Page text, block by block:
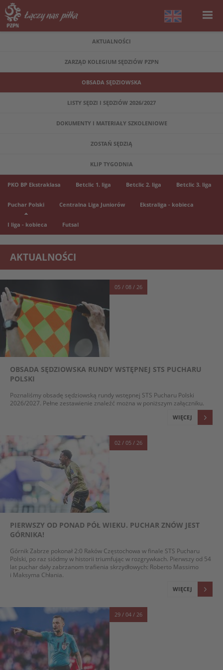
AKTUALNOŚCI
ZARZĄD KOLEGIUM SĘDZIÓW PZPN
OBSADA SĘDZIOWSKA
LISTY SĘDZI I SĘDZIÓW 2026/2027
DOKUMENTY I MATERIAŁY SZKOLENIOWE
ZOSTAŃ SĘDZIĄ
KLIP TYGODNIA
PKO BP Ekstraklasa Betclic 1. liga Betclic 2. liga Betclic 3. liga
Puchar Polski Centralna Liga Juniorów Ekstraliga - kobieca
I liga - kobieca Futsal
AKTUALNOŚCI
05 / 08 / 26
OBSADA SĘDZIOWSKA RUNDY WSTĘPNEJ STS PUCHARU
POLSKI
Poznaliśmy obsadę sędziowską rundy wstępnej STS Pucharu Polski
2026/2027. Pełne zestawienie znaleźć można w poniższym załączniku.
WIĘCEJ
02 / 05 / 26
PIERWSZY OD PONAD PÓŁ WIEKU. PUCHAR ZNÓW JEST
GÓRNIKA!
Górnik Zabrze pokonał 2:0 Raków Częstochowa w finale STS Pucharu
Polski, po raz siódmy w historii triumfując w rozgrywkach. Pierwszy od 54
lat puchar dały zabrzanom trafienia skrzydłowych: Roberto Massimo
i Maksyma Chłania.
WIĘCEJ
29 / 04 / 26